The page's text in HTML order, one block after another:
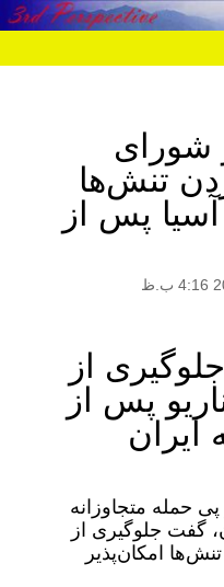
شورای
تنش‌ها
پس از
از
پس از
ایران
حمله متجاوزانه
گفت جلوگیری از
امکان‌پذیر